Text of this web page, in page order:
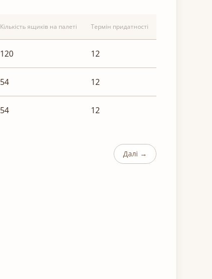
Кількість ящиків на палеті Термін придатності
120 12
54 12
54 12
Далі →